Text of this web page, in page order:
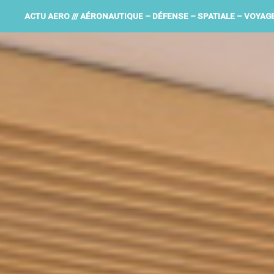
ACTU AERO /// AÉRONAUTIQUE – DÉFENSE – SPATIALE –